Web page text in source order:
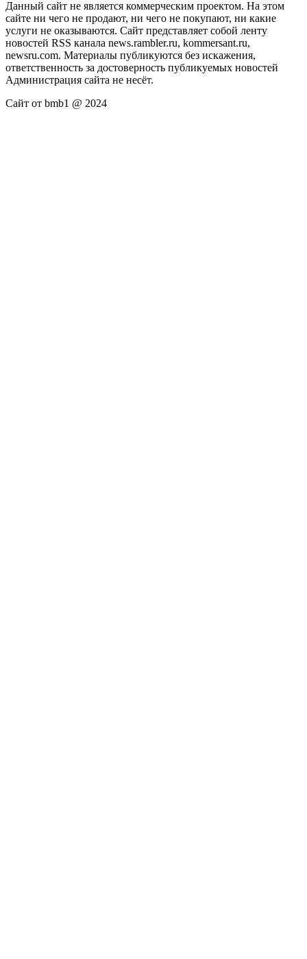
Данный сайт не является коммерческим проектом. На этом
сайте ни чего не продают, ни чего не покупают, ни какие
услуги не оказываются. Сайт представляет собой ленту
новостей RSS канала news.rambler.ru, kommersant.ru,
newsru.com. Материалы публикуются без искажения,
ответственность за достоверность публикуемых новостей
Администрация сайта не несёт.
Сайт от bmb1 @ 2024